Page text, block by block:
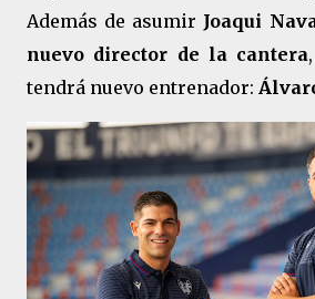
Además de asumir Joaqui
nuevo director de la cantera
tendrá nuevo entrenador: